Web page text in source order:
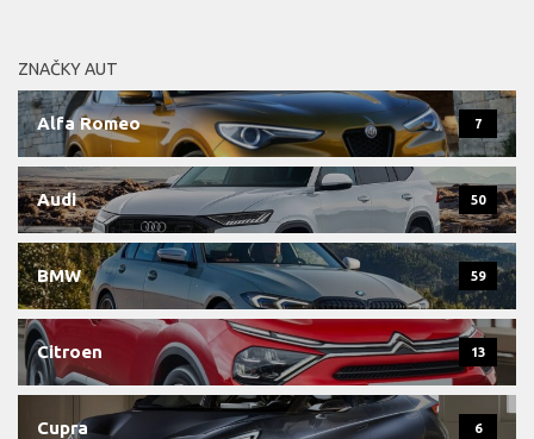
ZNAČKY AUT
Alfa Romeo 7
Audi 50
BMW 59
Citroen 13
Cupra 6